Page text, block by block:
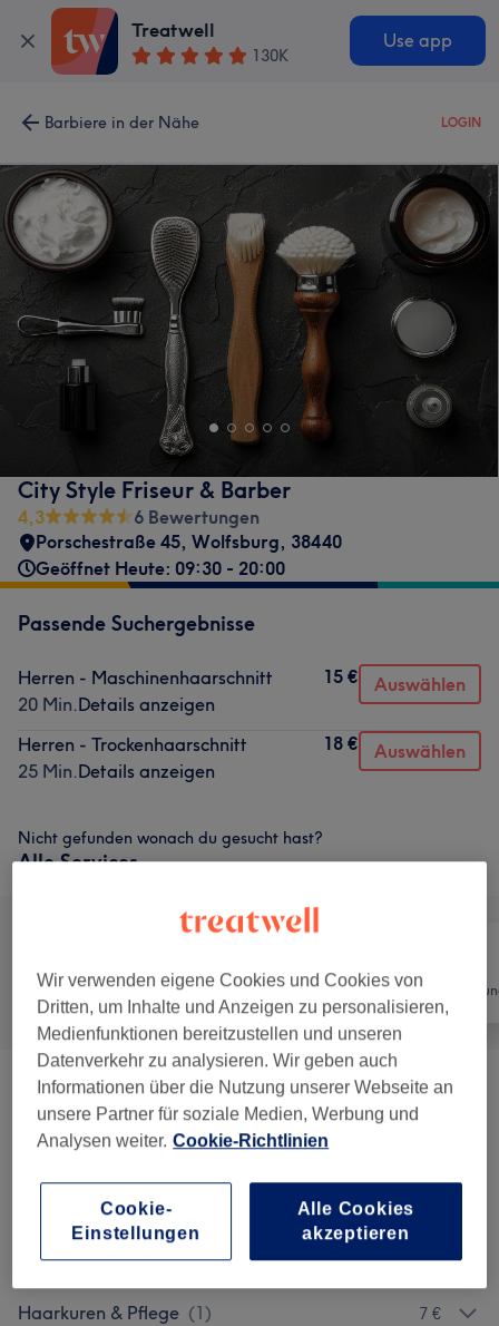
Treatwell
130K
Use app
Barbiere in der Nähe LOGIN
City Style Friseur & Barber
4,3
6 Bewertungen
Porschestraße 45, Wolfsburg, 38440
Geöffnet Heute: 09:30 - 20:00
Passende Suchergebnisse
Herren - Maschinenhaarschnitt
20 Min.Details anzeigen
15 € Auswählen
Herren - Trockenhaarschnitt
25 Min.Details anzeigen
18 € Auswählen
Nicht gefunden wonach du gesucht hast?
Alle Services
Alle Friseur
Herren - Haarschnitte & Stylings (3) ab 8 €
Kinder - Haarschnitte & Stylings (2)
Damen - Haarschnitte & Stylings (6) ab 15 €
Damen - Farbe & Coloration (5) ab 15 €
Haarkuren & Pflege (1) 7 €
Wir verwenden eigene Cookies und Cookies von
Dritten, um Inhalte und Anzeigen zu personalisieren,
Medienfunktionen bereitzustellen und unseren
Datenverkehr zu analysieren. Wir geben auch
Informationen über die Nutzung unserer Webseite an
unsere Partner für soziale Medien, Werbung und
Analysen weiter. Cookie-Richtlinien
Cookie-
Einstellungen
Alle Cookies
akzeptieren